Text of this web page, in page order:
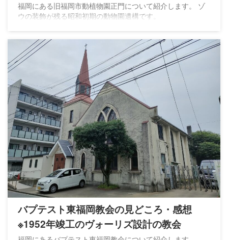
福岡にある旧福岡市動植物園正門について紹介します。 ゾ
ウの装飾が残る昭和初期の動物園遺構です。
バプテスト東福岡教会の見どころ・感想
※1952年竣工のヴォーリズ設計の教会